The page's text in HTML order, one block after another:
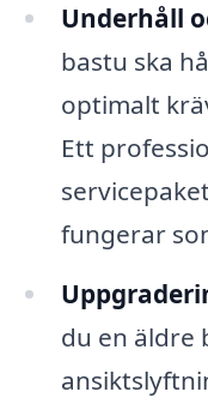
Underhåll
bastu ska
optimalt
Ett
fungerar
du en äldre